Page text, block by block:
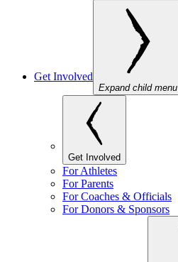
Get Involved
Expand child menu
Get Involved
For Athletes
For Parents
For Coaches & Officials
For Donors & Sponsors